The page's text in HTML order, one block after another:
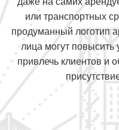
или транспортных
продуманный логотип
лица могут повысить
привлечь клиентов и